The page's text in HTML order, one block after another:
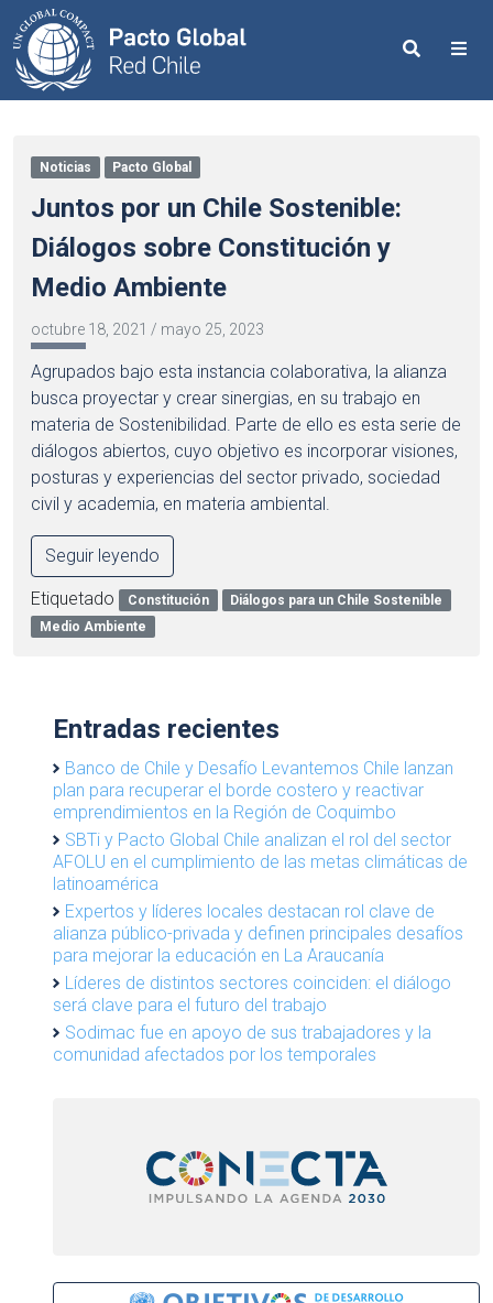
Search
Noticias Pacto Global
Juntos por un Chile Sostenible:
Diálogos sobre Constitución y
Medio Ambiente
octubre 18, 2021 / mayo 25, 2023
Agrupados bajo esta instancia colaborativa, la alianza
busca proyectar y crear sinergias, en su trabajo en
materia de Sostenibilidad. Parte de ello es esta serie de
diálogos abiertos, cuyo objetivo es incorporar visiones,
posturas y experiencias del sector privado, sociedad
civil y academia, en materia ambiental.
Seguir leyendo
Etiquetado Constitución
Diálogos para un Chile Sostenible
Medio Ambiente
Entradas recientes
Banco de Chile y Desafío Levantemos Chile lanzan
plan para recuperar el borde costero y reactivar
emprendimientos en la Región de Coquimbo
SBTi y Pacto Global Chile analizan el rol del sector
AFOLU en el cumplimiento de las metas climáticas de
latinoamérica
Expertos y líderes locales destacan rol clave de
alianza público-privada y definen principales desafíos
para mejorar la educación en La Araucanía
Líderes de distintos sectores coinciden: el diálogo
será clave para el futuro del trabajo
Sodimac fue en apoyo de sus trabajadores y la
comunidad afectados por los temporales